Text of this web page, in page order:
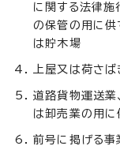
に関する法律施
の保管の用に供
は貯木場
上屋又は荷さば
道路貨物運送業
は卸売業の用
前号に掲げる事